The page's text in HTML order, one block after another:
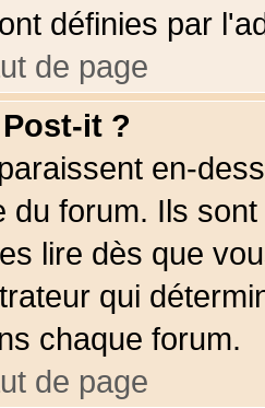
définies par
de page
it ?
en-
du forum. Ils
lire dès que
qui
chaque forum.
de page